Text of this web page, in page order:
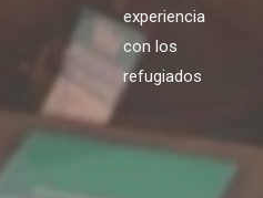
experiencia
con los
refugiados